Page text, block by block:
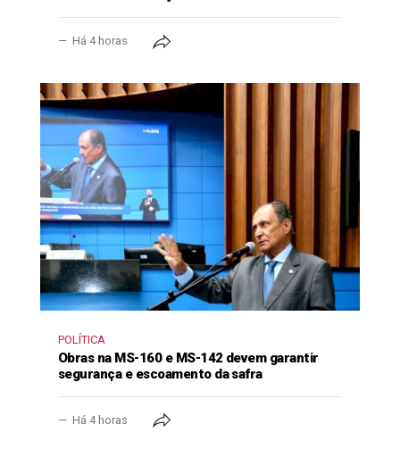
Há 4 horas
POLÍTICA
Obras na MS-160 e MS-142 devem garantir
segurança e escoamento da safra
Há 4 horas